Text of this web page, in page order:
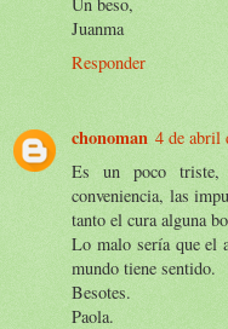
Juanma
Responder
chonoman 4 de abril
Es un poco triste,
conveniencia, las
tanto el cura alguna
Lo malo sería que el
mundo tiene sentido.
Besotes.
Paola.